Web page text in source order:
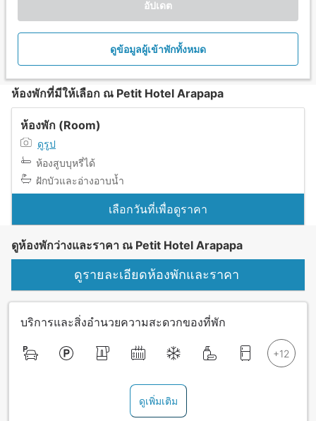
อัปเดต
ดูข้อมูลผู้เข้าพักทั้งหมด
ห้องพักที่มีให้เลือก ณ Petit Hotel Arapapa
ห้องพัก (Room)
ดูรูป
ห้องสูบบุหรี่ได้
ฝักบัวและอ่างอาบน้ำ
เลือกวันที่เพื่อดูราคา
ดูห้องพักว่างและราคา ณ Petit Hotel Arapapa
ดูรายละเอียดห้องพักและราคา
บริการและสิ่งอำนวยความสะดวกของที่พัก
ดูเพิ่มเติม